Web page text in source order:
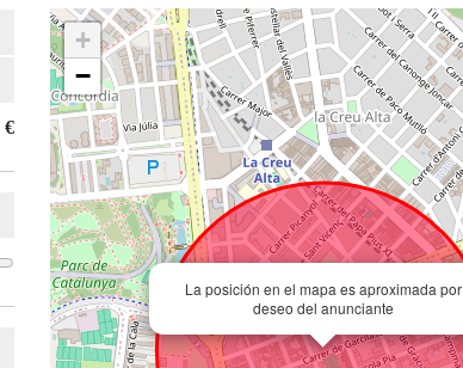
€
La posición en el mapa es aproximada por
deseo del anunciante
+
−